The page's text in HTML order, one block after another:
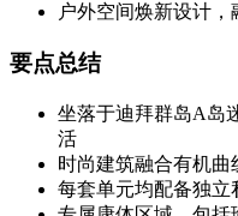
户外空间焕新设计
要点总结
坐落于迪拜群岛A岛
活
时尚建筑融合有机
每套单元均配备独立